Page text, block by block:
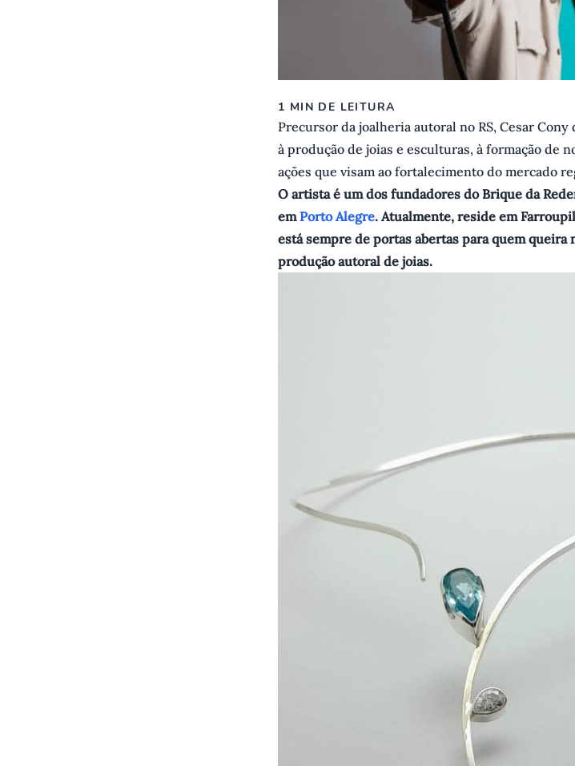
1 MIN DE LEITURA
Precursor da joalheria autoral no RS, Cesar
à produção de joias e esculturas, à formação de
ações que visam ao fortalecimento do mercado
O artista é um dos fundadores do Brique da
emPorto Alegre. Atualmente, reside em
está sempre de portas abertas para quem
produção autoral de joias.